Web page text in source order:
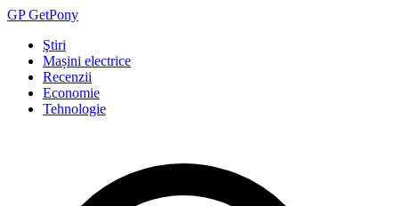
GPGetPony
Ştiri
Mașini electrice
Recenzii
Economie
Tehnologie